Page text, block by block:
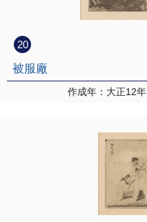
20
被服廠
作成年：大正12年